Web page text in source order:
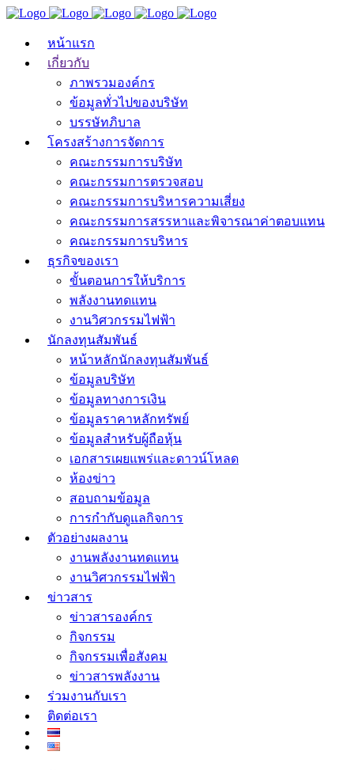
หน้าแรก
เกี่ยวกับ
ภาพรวมองค์กร
ข้อมูลทั่วไปของบริษัท
บรรษัทภิบาล
โครงสร้างการจัดการ
คณะกรรมการบริษัท
คณะกรรมการตรวจสอบ
คณะกรรมการบริหารความเสี่ยง
คณะกรรมการสรรหาและพิจารณาค่าตอบแทน
คณะกรรมการบริหาร
ธุรกิจของเรา
ขั้นตอนการให้บริการ
พลังงานทดแทน
งานวิศวกรรมไฟฟ้า
นักลงทุนสัมพันธ์
หน้าหลักนักลงทุนสัมพันธ์
ข้อมูลบริษัท
ข้อมูลทางการเงิน
ข้อมูลราคาหลักทรัพย์
ข้อมูลสำหรับผู้ถือหุ้น
เอกสารเผยแพร่และดาวน์โหลด
ห้องข่าว
สอบถามข้อมูล
การกำกับดูแลกิจการ
ตัวอย่างผลงาน
งานพลังงานทดแทน
งานวิศวกรรมไฟฟ้า
ข่าวสาร
ข่าวสารองค์กร
กิจกรรม
กิจกรรมเพื่อสังคม
ข่าวสารพลังงาน
ร่วมงานกับเรา
ติดต่อเรา